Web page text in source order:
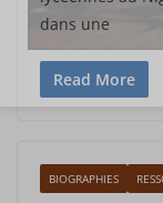
dans une
Read More
BIOGRAPHIES